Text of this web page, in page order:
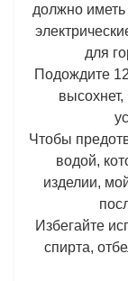
должно
для
Подождите
Чтобы
водой,
изделии,
Избегайте
спирта,